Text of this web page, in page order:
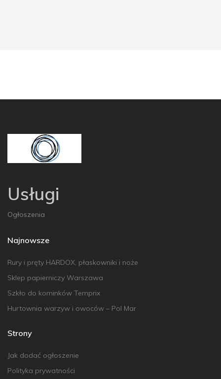
Usługi
Ogłoszenia
Najnowsze
Rury i pręty HARDOX, płaskowniki i noże
Sklep papierniczy Warszawa
Szkło do kominków Temprix
Hurtownia warzyw i owoców – Pol Mar
Strony
Jak dodać ogłoszenie
Polityka prywatności